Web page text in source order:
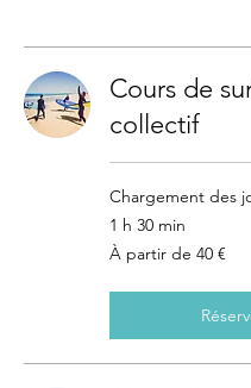
Cours de
collectif
Chargement des
1 h 30 min
À
partir
À partir de 40 €